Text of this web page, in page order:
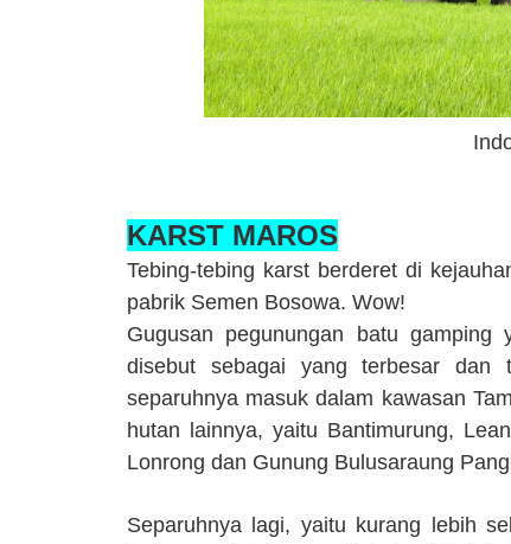
KARST MAROS
Tebing-tebing karst berderet di
pabrik Semen Bosowa. Wow!
Gugusan pegunungan batu
disebut sebagai yang terbesar
separuhnya masuk dalam kawasan
hutan lainnya, yaitu Bantimurung,
Lonrong dan Gunung Bulusaraung
Separuhnya lagi, yaitu kurang lebih